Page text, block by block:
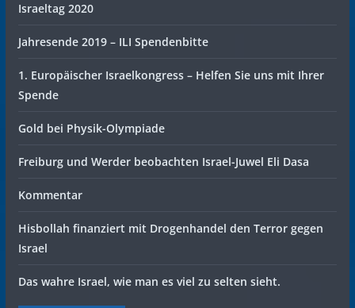
Israeltag 2020
Jahresende 2019 – ILI Spendenbitte
1. Europäischer Israelkongress – Helfen Sie uns mit Ihrer
Spende
Gold bei Physik-Olympiade
Freiburg und Werder beobachten Israel-Juwel Eli Dasa
Kommentar
Hisbollah finanziert mit Drogenhandel den Terror gegen
Israel
Das wahre Israel, wie man es viel zu selten sieht.